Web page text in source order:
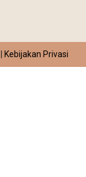
Kebijakan Privasi